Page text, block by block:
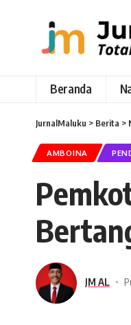
Beranda
JurnalMaluku > Berita >
AMBOINA
JM AL